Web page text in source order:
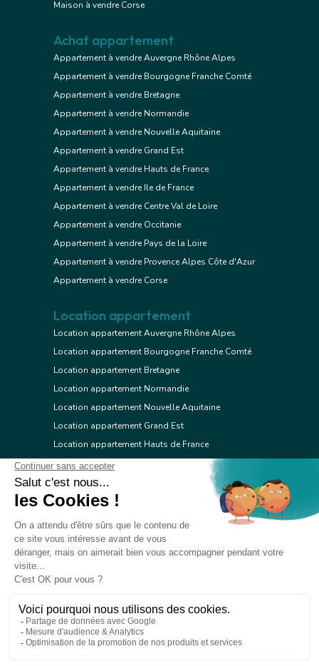
© 2026 Réseau immobilier l'Adresse
Maison à vendre Corse
Achat appartement
Appartement à vendre Auvergne Rhône Alpes
Appartement à vendre Bourgogne Franche Comté
Appartement à vendre Bretagne
Appartement à vendre Normandie
Appartement à vendre Nouvelle Aquitaine
Appartement à vendre Grand Est
Appartement à vendre Hauts de France
Appartement à vendre Ile de France
Appartement à vendre Centre Val de Loire
Appartement à vendre Occitanie
Appartement à vendre Pays de la Loire
Appartement à vendre Provence Alpes Côte d'Azur
Appartement à vendre Corse
Location appartement
Location appartement Auvergne Rhône Alpes
Location appartement Bourgogne Franche Comté
Location appartement Bretagne
Location appartement Normandie
Location appartement Nouvelle Aquitaine
Location appartement Grand Est
Location appartement Hauts de France
Location appartement Ile de France
Location appartement Centre Val de Loire
Location appartement Occitanie
Location appartement Provence Alpes Côte d'Azur
Location appartement Corse